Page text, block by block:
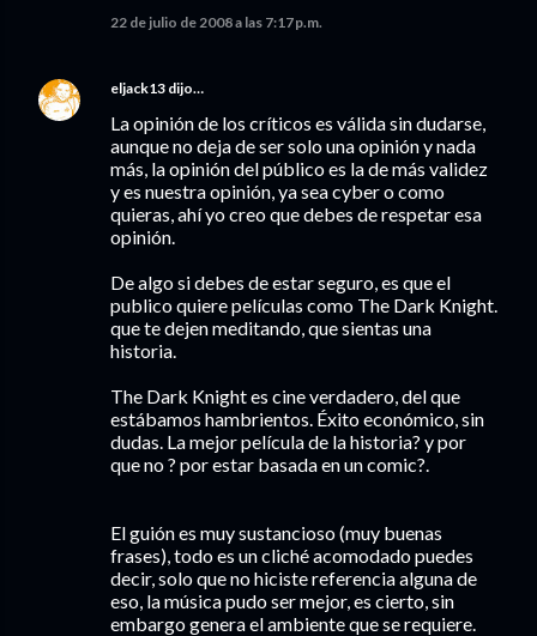
22 de julio de 2008 a las 7:17 p.m.
eljack13 dijo…
La opinión de los críticos es válida sin dudarse,
aunque no deja de ser solo una opinión y nada
más, la opinión del público es la de más validez
y es nuestra opinión, ya sea cyber o como
quieras, ahí yo creo que debes de respetar esa
opinión.
De algo si debes de estar seguro, es que el
publico quiere películas como The Dark Knight.
que te dejen meditando, que sientas una
historia.
The Dark Knight es cine verdadero, del que
estábamos hambrientos. Éxito económico, sin
dudas. La mejor película de la historia? y por
que no ? por estar basada en un comic?.
El guión es muy sustancioso (muy buenas
frases), todo es un cliché acomodado puedes
decir, solo que no hiciste referencia alguna de
eso, la música pudo ser mejor, es cierto, sin
embargo genera el ambiente que se requiere.